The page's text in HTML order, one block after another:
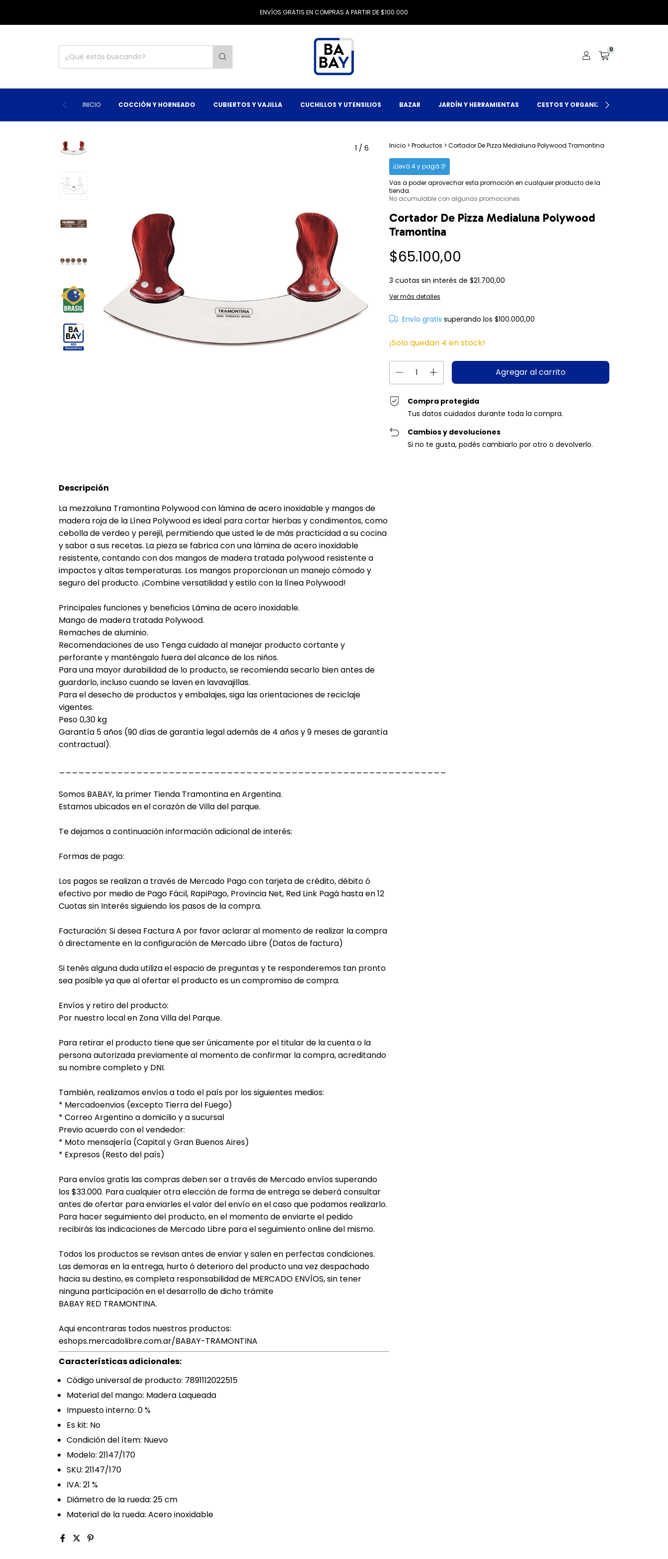
ENVÍOS GRATIS EN COMPRAS A PARTIR DE $100.000
0
INICIO COCCIÓN Y HORNEADO CUBIERTOS Y VAJILLA CUCHILLOS Y UTENSILIOS BAZAR JARDÍN Y HERRAMIENTAS CESTOS Y ORGANIZACIÓN
1 / 6 Inicio > Productos > Cortador De Pizza Medialuna Polywood Tramontina
¡Llevá 4 y pagá 3!
Vas a poder aprovechar esta promoción en cualquier producto de la
tienda.
No acumulable con algunas promociones
Cortador De Pizza Medialuna Polywood
Tramontina
$65.100,00
3 cuotas sin interés de $21.700,00
Ver más detalles
Envío gratis superando los$100.000,00
¡Solo quedan 4 en stock!
Compra protegida
Tus datos cuidados durante toda la compra.
Cambios y devoluciones
Si no te gusta, podés cambiarlo por otro o devolverlo.
Descripción
La mezzaluna Tramontina Polywood con lámina de acero inoxidable y mangos de
madera roja de la Línea Polywood es ideal para cortar hierbas y condimentos, como
cebolla de verdeo y perejil, permitiendo que usted le de más practicidad a su cocina
y sabor a sus recetas. La pieza se fabrica con una lámina de acero inoxidable
resistente, contando con dos mangos de madera tratada polywood resistente a
impactos y altas temperaturas. Los mangos proporcionan un manejo cómodo y
seguro del producto. ¡Combine versatilidad y estilo con la línea Polywood!
Principales funciones y beneficios Lámina de acero inoxidable.
Mango de madera tratada Polywood.
Remaches de aluminio.
Recomendaciones de uso Tenga cuidado al manejar producto cortante y
perforante y manténgalo fuera del alcance de los niños.
Para una mayor durabilidad de lo producto, se recomienda secarlo bien antes de
guardarlo, incluso cuando se laven en lavavajillas.
Para el desecho de productos y embalajes, siga las orientaciones de reciclaje
vigentes.
Peso 0,30 kg
Garantía 5 años (90 días de garantía legal además de 4 años y 9 meses de garantía
contractual).
Somos BABAY, la primer Tienda Tramontina en Argentina.
Estamos ubicados en el corazón de Villa del parque.
Te dejamos a continuación información adicional de interés:
Formas de pago:
Los pagos se realizan a través de Mercado Pago con tarjeta de crédito, débito ó
efectivo por medio de Pago Fácil, RapiPago, Provincia Net, Red Link Pagá hasta en 12
Cuotas sin Interés siguiendo los pasos de la compra.
Facturación: Si desea Factura A por favor aclarar al momento de realizar la compra
ó directamente en la configuración de Mercado Libre (Datos de factura)
Si tenés alguna duda utiliza el espacio de preguntas y te responderemos tan pronto
sea posible ya que al ofertar el producto es un compromiso de compra.
Envíos y retiro del producto:
Por nuestro local en Zona Villa del Parque.
Para retirar el producto tiene que ser únicamente por el titular de la cuenta o la
persona autorizada previamente al momento de confirmar la compra, acreditando
su nombre completo y DNI.
También, realizamos envíos a todo el país por los siguientes medios:
* Mercadoenvios (excepto Tierra del Fuego)
* Correo Argentino a domicilio y a sucursal
Previo acuerdo con el vendedor:
* Moto mensajería (Capital y Gran Buenos Aires)
* Expresos (Resto del país)
Para envíos gratis las compras deben ser a través de Mercado envíos superando
los $33.000. Para cualquier otra elección de forma de entrega se deberá consultar
antes de ofertar para enviarles el valor del envío en el caso que podamos realizarlo.
Para hacer seguimiento del producto, en el momento de enviarte el pedido
recibirás las indicaciones de Mercado Libre para el seguimiento online del mismo.
Todos los productos se revisan antes de enviar y salen en perfectas condiciones.
Las demoras en la entrega, hurto ó deterioro del producto una vez despachado
hacia su destino, es completa responsabilidad de MERCADO ENVÍOS, sin tener
ninguna participación en el desarrollo de dicho trámite
BABAY RED TRAMONTINA.
Aqui encontraras todos nuestros productos:
eshops.mercadolibre.com.ar/BABAY-TRAMONTINA
Características adicionales:
Código universal de producto: 7891112022515
Material del mango: Madera Laqueada
Impuesto interno: 0 %
Es kit: No
Condición del ítem: Nuevo
Modelo: 21147/170
SKU: 21147/170
IVA: 21 %
Diámetro de la rueda: 25 cm
Material de la rueda: Acero inoxidable